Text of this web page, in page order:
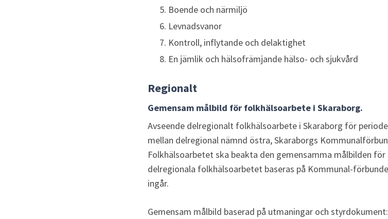
Boende och närmiljö
Levnadsvanor
Kontroll, inflytande och delaktighet
En jämlik och hälsofrämjande hälso- och sjukvård
Regionalt
Gemensam målbild för folkhälsoarbete i Skaraborg.
Avseende delregionalt folkhälsoarbete i Skaraborg för
mellan delregional nämnd östra, Skaraborgs
Folkhälsoarbetet ska beakta den gemensamma målbilden
delregionala folkhälsoarbetet baseras på Kommunal-
ingår.
Gemensam målbild baserad på utmaningar och styrdokument: